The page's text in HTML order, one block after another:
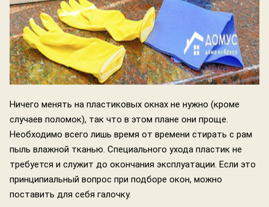
Ничего менять на пластиковых окнах не нужно (кроме
случаев поломок), так что в этом плане они проще.
Необходимо всего лишь время от времени стирать с рам
пыль влажной тканью. Специального ухода пластик не
требуется и служит до окончания эксплуатации. Если это
принципиальный вопрос при подборе окон, можно
поставить для себя галочку.